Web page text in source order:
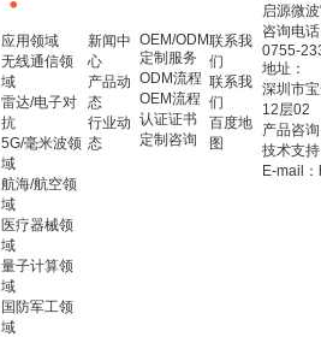
应用领域
无线通信领
域
雷达/电子对
抗
5G/毫米波领
域
航海/航空领
域
医疗器械领
域
量子计算领
域
国防军工领
域
新闻中
心
产品动
态
行业动
态
OEM/ODM
定制服务
ODM流程
OEM流程
认证证书
定制咨询
联系我
们
联系我
们
百度地
图
启源微
咨询电话
0755-
地址：
深圳市
12层02
产品咨
技术支
E-mail